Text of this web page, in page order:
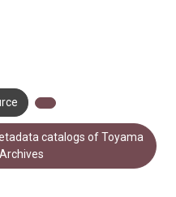
catalogs of Toyama